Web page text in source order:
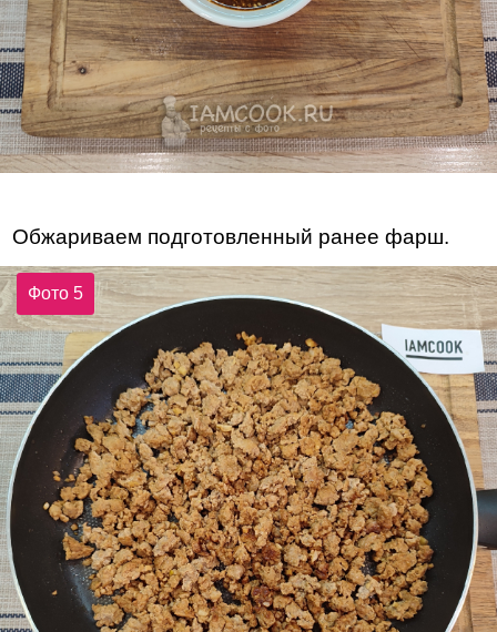
Обжариваем подготовленный ранее фарш.
Фото 5